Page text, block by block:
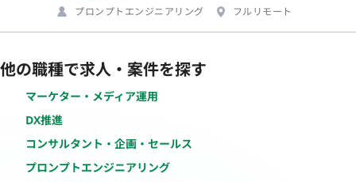
プロンプトエンジニアリング
フルリモート
他の職種で求人・案件を探す
マーケター・メディア運用
DX推進
コンサルタント・企画・セールス
プロンプトエンジニアリング